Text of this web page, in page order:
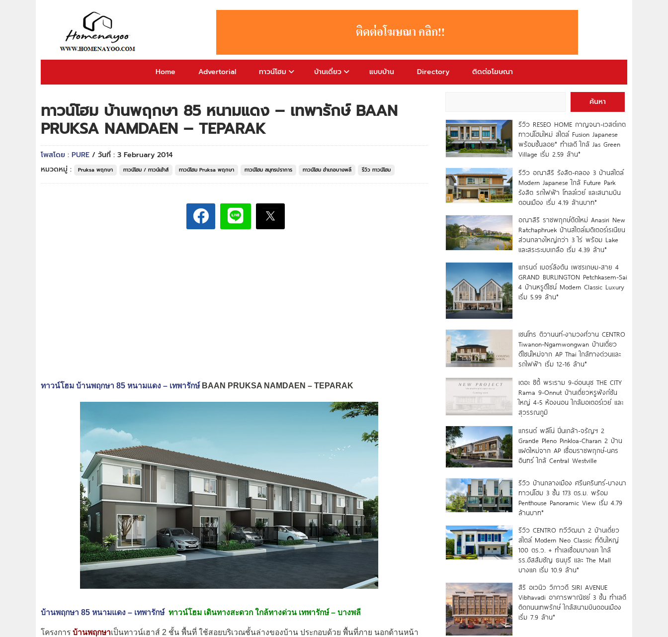
Home Advertorial ทาวน์โฮม บ้านเดี่ยว แบบบ้าน Directory ติดต่อโฆษณา
ทาวน์โฮม บ้านพฤกษา 85 หนามแดง – เทพารักษ์ BAAN
PRUKSA NAMDAEN – TEPARAK
โพสโดย : PURE / วันที่ : 3 February 2014
หมวดหมู่ :
Pruksa พฤกษา ทาวน์โฮม / ทาวน์เฮ้าส์ ทาวน์โฮม Pruksa พฤกษา ทาวน์โฮม สมุทรปราการ ทาวน์โฮม อำเภอบางพลี รีวิว ทาวน์โฮม
ทาวน์โฮม บ้านพฤกษา 85 หนามแดง – เทพารักษ์BAAN PRUKSA NAMDAEN – TEPARAK
บ้านพฤกษา 85 หนามแดง – เทพารักษ์ ทาวน์โฮม เดินทางสะดวก ใกล้ทางด่วน เทพารักษ์ – บางพลี
โครงการ บ้านพฤกษาเป็นทาวน์เฮาส์ 2 ชั้น พื้นที่ ใช้สอยบริเวณชั้นล่างของบ้าน ประกอบด้วย พื้นที่ภาย นอกด้านหน้า
ค้นหา
รีวิว RESEO HOME กาญจนา-เวสต์เกต
ทาวน์โฮมใหม่ สไตล์ Fusion Japanese
พร้อมชั้นลอย* ทำเลดี ใกล้ Jas Green
Village เริ่ม 2.59 ล้าน*
รีวิว อณาสิริ รังสิต-คลอง 3 บ้านสไตล์
Modern Japanese ใกล้ Future Park
รังสิต รถไฟฟ้า โทลล์เวย์ และสนามบิน
ดอนเมือง เริ่ม 4.19 ล้านบาท*
อณาสิริ ราชพฤกษ์ตัดใหม่ Anasiri New
Ratchaphruek บ้านสไตล์เมดิเตอร์เรเนียน
ส่วนกลางใหญ่กว่า 3 ไร่ พร้อม Lake
และสระระบบเกลือ เริ่ม 4.39 ล้าน*
แกรนด์ เบอร์ลิงตัน เพชรเกษม-สาย 4
GRAND BURLINGTON Petchkasem-Sai
4 บ้านหรูดีไซน์ Modern Classic Luxury
เริ่ม 5.99 ล้าน*
เซนโทร ติวานนท์-งามวงศ์วาน CENTRO
Tiwanon-Ngamwongwan บ้านเดี่ยว
ดีไซน์ใหม่จาก AP Thai ใกล้ทางด่วนและ
รถไฟฟ้า เริ่ม 12-16 ล้าน*
เดอะ ซิตี้ พระราม 9-อ่อนนุช THE CITY
Rama 9-Onnut บ้านเดี่ยวหรูฟังก์ชัน
ใหญ่ 4-5 ห้องนอน ใกล้มอเตอร์เวย์ และ
สุวรรณภูมิ
แกรนด์ พลีโน่ ปิ่นเกล้า-จรัญฯ 2
Grande Pleno Pinkloa-Charan 2 บ้าน
แฝดใหม่จาก AP เชื่อมราชพฤกษ์-นคร
อินทร์ ใกล้ Central Westville
รีวิว บ้านกลางเมือง ศรีนครินทร์-บางนา
ทาวน์โฮม 3 ชั้น 173 ตร.ม. พร้อม
Penthouse Panoramic View เริ่ม 4.79
ล้านบาท*
รีวิว CENTRO ทวีวัฒนา 2 บ้านเดี่ยว
สไตล์ Modern Neo Classic ที่ดินใหญ่
100 ตร.ว. + ทำเลเชื่อมบางแค ใกล้
รร.อัสสัมชัญ ธนบุรี และ The Mall
บางแค เริ่ม 10.9 ล้าน*
สิริ อเวนิว วิภาวดี SIRI AVENUE
Vibhavadi อาคารพาณิชย์ 3 ชั้น ทำเลดี
ติดถนนเทพรักษ์ ใกล้สนามบินดอนเมือง
เริ่ม 7.9 ล้าน*